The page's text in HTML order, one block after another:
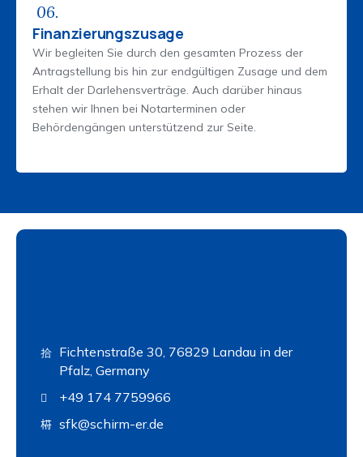
06.
Finanzierungszusage
Wir begleiten Sie durch den gesamten Prozess der
Antragstellung bis hin zur endgültigen Zusage und dem
Erhalt der Darlehensverträge. Auch darüber hinaus
stehen wir Ihnen bei Notarterminen oder
Behördengängen unterstützend zur Seite.
Fichtenstraße 30, 76829 Landau in der
Pfalz, Germany
+49 174 7759966
sfk@schirm-er.de